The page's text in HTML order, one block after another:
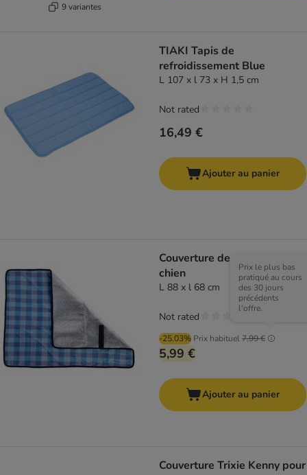
9 variantes
TIAKI Tapis de
refroidissement Blue
L 107 x l 73 x H 1,5 cm
16,49 €
Not rated
Ajouter au panier
Couverture de voyage pour
chien
L 88 x l 68 cm
-25.03% Prix habituel7,99 €
Prix le plus bas
pratiqué au cours
des 30 jours
précédents
l'offre.
5,99 €
Not rated
Ajouter au panier
Couverture Trixie Kenny pour